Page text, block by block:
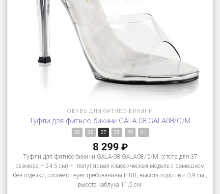
ОБУВЬ ДЛЯ ФИТНЕС-БИКИНИ
Туфли для фитнес бикини GALA-08 GALA08/C/M
35 36 37 38 39 41
8 299 ₽
Туфли для фитнес бикини GALA-08 GALA08/C/M (стопа для 37
размера – 24.5 см) – популярная классическая модель с ремешком
без отделки, соответствует требованиям IFBB, высота подошвы 0,9 см.,
высота каблука 11,5 см.